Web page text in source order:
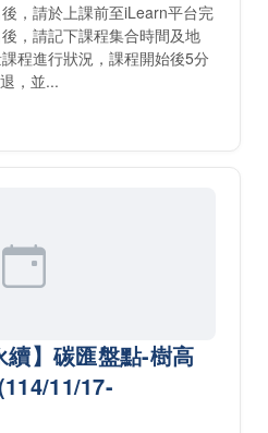
，請於上課前至iLearn平台完
，請記下課程集合時間及地
程進行狀況，課程開始後5分
，並...
續】碳匯盤點-樹高
11/17-